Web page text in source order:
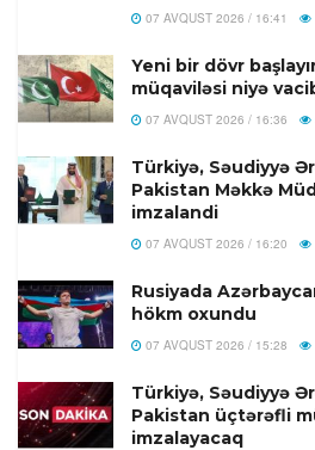
07 AVQUST 2026 / 16:41
Yeni bir dövr
müqaviləsi niyə
07 AVQUST 2026 / 16:36
Türkiyə, Səudiyyə
Pakistan Məkkə
imzalandi
07 AVQUST 2026 / 16:20
Rusiyada
hökm oxundu
07 AVQUST 2026 / 15:28
Türkiyə, Səudiyyə
Pakistan üçtərəfli
imzalayacaq